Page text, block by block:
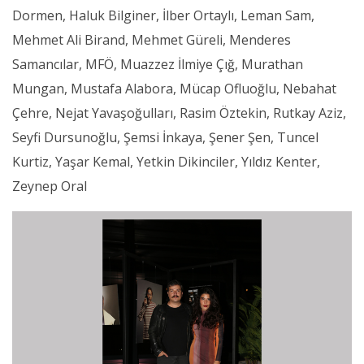
Dormen, Haluk Bilginer, İlber Ortaylı, Leman Sam,
Mehmet Ali Birand, Mehmet Güreli, Menderes
Samancılar, MFÖ, Muazzez İlmiye Çığ, Murathan
Mungan, Mustafa Alabora, Mücap Ofluoğlu, Nebahat
Çehre, Nejat Yavaşoğulları, Rasim Öztekin, Rutkay Aziz,
Seyfi Dursunoğlu, Şemsi İnkaya, Şener Şen, Tuncel
Kurtiz, Yaşar Kemal, Yetkin Dikinciler, Yıldız Kenter,
Zeynep Oral